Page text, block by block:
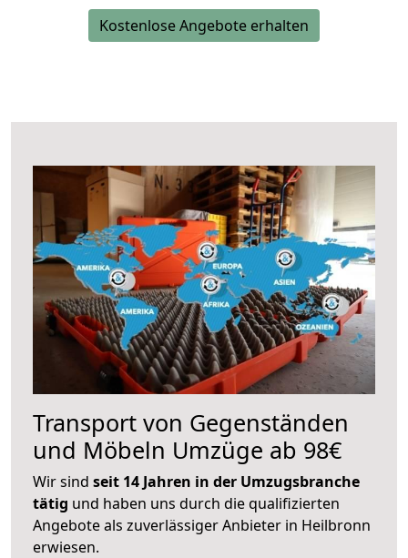
Kostenlose Angebote erhalten
Transport von Gegenständen
und Möbeln Umzüge ab 98€
Wir sind seit 14 Jahren in der Umzugsbranche
tätig und haben uns durch die qualifizierten
Angebote als zuverlässiger Anbieter in Heilbronn
erwiesen.